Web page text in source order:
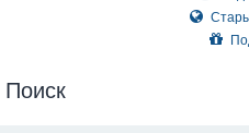
Поиск